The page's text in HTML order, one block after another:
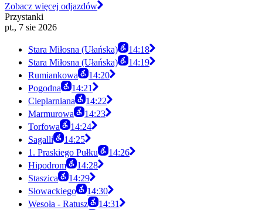
Zobacz więcej odjazdów
Przystanki
pt., 7 sie 2026
Stara Miłosna (Ułańska)
14:18
Stara Miłosna (Ułańska)
14:19
Rumiankowa
14:20
Pogodna
14:21
Cieplarniana
14:22
Marmurowa
14:23
Torfowa
14:24
Sagalli
14:25
1. Praskiego Pułku
14:26
Hipodrom
14:28
Staszica
14:29
Słowackiego
14:30
Wesoła - Ratusz
14:31